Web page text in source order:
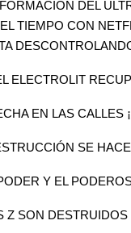
ELECTROLIT
EN LAS CALLES
SE
PODER Y EL
Z SON